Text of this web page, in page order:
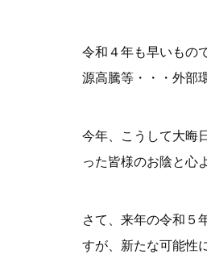
令和４年も早いもの
源高騰等・・・外部
今年、こうして大晦
った皆様のお陰と心
さて、来年の令和５
すが、新たな可能性